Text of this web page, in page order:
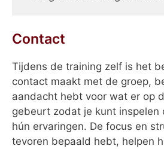
Contact
Tijdens de training zelf is het
contact maakt met de groep,
aandacht hebt voor wat er op
gebeurt zodat je kunt inspelen
hún ervaringen. De focus en
tevoren bepaald hebt, helpen